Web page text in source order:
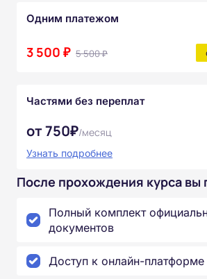
Одним платежом
3 500 ₽ 5 500 ₽
Частями без переплат
от 750₽/месяц
Узнать подробнее
После прохождения курса вы
Полный комплект
документов
Доступ к онлайн-